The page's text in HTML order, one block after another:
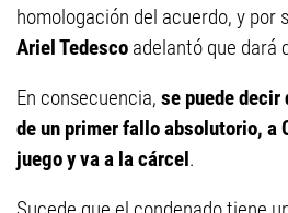
homologación del acuerdo, y por
Ariel Tedesco adelantó que dará
En consecuencia, se puede decir
de un primer fallo absolutorio, a
juego y va a la cárcel.